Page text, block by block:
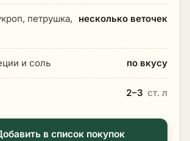
петрушка,
несколько веточек
и соль по вкусу
2–3 ст. л
в список покупок